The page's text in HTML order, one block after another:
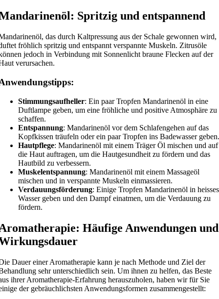
Spritzig und entspannend
das durch Kaltpressung aus der Schale gewonnen wird,
fröhlich spritzig und entspannt verspannte Muskeln. Zitrusöle
jedoch in Verbindung mit Sonnenlicht braune Flecken auf der
verursachen.
Stimmungsaufheller: Ein paar Tropfen Mandarinenöl in eine
Duftlampe geben, um eine fröhliche und positive Atmosphäre zu
schaffen.
Entspannung: Mandarinenöl vor dem Schlafengehen auf das
Kopfkissen träufeln oder ein paar Tropfen ins Badewasser
Hautpflege: Mandarinenöl mit einem Träger Öl mischen und auf
die Haut auftragen, um die Hautgesundheit zu fördern und das
Hautbild zu verbessern.
Muskelentspannung: Mandarinenöl mit einem Massageöl
mischen und in verspannte Muskeln einmassieren.
Verdauungsförderung: Einige Tropfen Mandarinenöl in heisses
Wasser geben und den Dampf einatmen, um die Verdauung zu
fördern.
Häufige Anwendungen und
Dauer einer Aromatherapie kann je nach Methode und Ziel der
sehr unterschiedlich sein. Um ihnen zu helfen, das Beste
ihrer Aromatherapie-Erfahrung herauszuholen, haben wir für Sie
der gebräuchlichsten Anwendungsformen zusammengestellt: